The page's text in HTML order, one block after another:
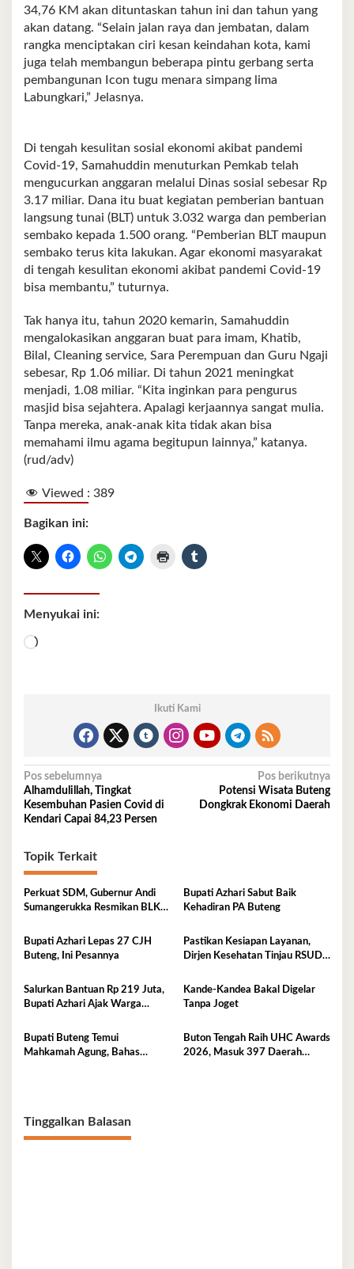
34,76 KM akan dituntaskan tahun ini dan tahun yang
akan datang. “Selain jalan raya dan jembatan, dalam
rangka menciptakan ciri kesan keindahan kota, kami
juga telah membangun beberapa pintu gerbang serta
pembangunan Icon tugu menara simpang lima
Labungkari,” Jelasnya.
Di tengah kesulitan sosial ekonomi akibat pandemi
Covid-19, Samahuddin menuturkan Pemkab telah
mengucurkan anggaran melalui Dinas sosial sebesar Rp
3.17 miliar. Dana itu buat kegiatan pemberian bantuan
langsung tunai (BLT) untuk 3.032 warga dan pemberian
sembako kepada 1.500 orang. “Pemberian BLT maupun
sembako terus kita lakukan. Agar ekonomi masyarakat
di tengah kesulitan ekonomi akibat pandemi Covid-19
bisa membantu,” tuturnya.
Tak hanya itu, tahun 2020 kemarin, Samahuddin
mengalokasikan anggaran buat para imam, Khatib,
Bilal, Cleaning service, Sara Perempuan dan Guru Ngaji
sebesar, Rp 1.06 miliar. Di tahun 2021 meningkat
menjadi, 1.08 miliar. “Kita inginkan para pengurus
masjid bisa sejahtera. Apalagi kerjaannya sangat mulia.
Tanpa mereka, anak-anak kita tidak akan bisa
memahami ilmu agama begitupun lainnya,” katanya.
(rud/adv)
Viewed : 389
Bagikan ini:
Menyukai ini:
Memuat...
Ikuti Kami
Navigasi
pos
Pos sebelumnya
Alhamdulillah, Tingkat
Kesembuhan Pasien Covid di
Kendari Capai 84,23 Persen
Pos berikutnya
Potensi Wisata Buteng
Dongkrak Ekonomi Daerah
Topik Terkait
Perkuat SDM, Gubernur Andi
Sumangerukka Resmikan BLK
Bupati Azhari Sabut Baik
Kehadiran PA Buteng
Bupati Azhari Lepas 27 CJH
Buteng, Ini Pesannya
Pastikan Kesiapan Layanan,
Dirjen Kesehatan Tinjau RSUD
Salurkan Bantuan Rp 219 Juta,
Bupati Azhari Ajak Warga
Kande-Kandea Bakal Digelar
Tanpa Joget
Bupati Buteng Temui
Mahkamah Agung, Bahas
Buton Tengah Raih UHC Awards
2026, Masuk 397 Daerah
Tinggalkan Balasan